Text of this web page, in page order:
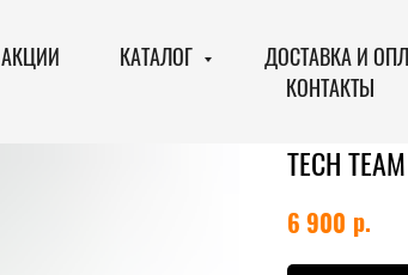
АКЦИИ КАТАЛОГ ДОСТАВКА И
КОНТАКТЫ
TECH
6 900 р.